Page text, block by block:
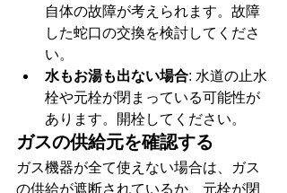
自体の故障が考えられます。故障
した蛇口の交換を検討してくださ
い。
水もお湯も出ない場合: 水道の止水
栓や元栓が閉まっている可能性が
あります。開栓してください。
ガスの供給元を確認する
ガス機器が全て使えない場合は、ガス
の供給が遮断されているか、元栓が閉